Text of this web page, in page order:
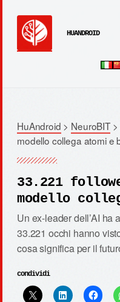
HUANDROID
HuAndroid > NeuroBIT>
modello collega atomi e
33.221
modello
Un ex-leader dell’AI ha
33.221 occhi hanno
cosa significa per il
condividi